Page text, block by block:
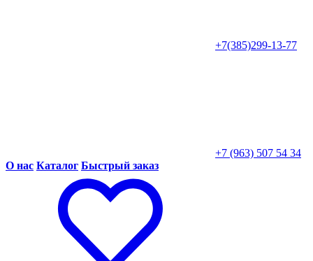
+7(385)299-13-77
+7 (963) 507 54 34
О нас Каталог Быстрый заказ